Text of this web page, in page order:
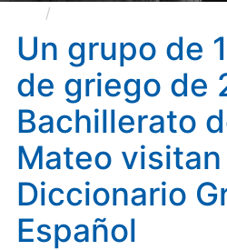
Bachillerato del IES San
Griego-
Un grupo de
de griego de
Bachillerato
Mateo visitan
Diccionario
Español